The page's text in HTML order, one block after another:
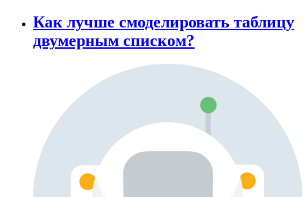
Как лучше смоделировать таблицу
двумерным списком?